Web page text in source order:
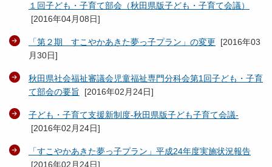
１回子ども・子育て部会（秋田県版子ども・子育て会議）
[2016年04月08日]
「第２期 すこやかあきた夢っ子プラン」の変更 [2016年03
月30日]
秋田県社会福祉審議会児童福祉専門分科会第1回子ども・子育
て部会の要旨
[2016年02月24日]
子ども・子育て支援新制度-秋田県版子ども子育て会議-
[2016年02月24日]
「すこやかあきた夢っ子プラン」平成24年度実施状況報告
[2016年02月24日]